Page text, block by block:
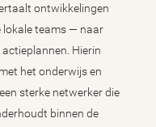
ontwikkelingen
lokale teams — naar
Hierin
het onderwijs en
sterke netwerker die
binnen de